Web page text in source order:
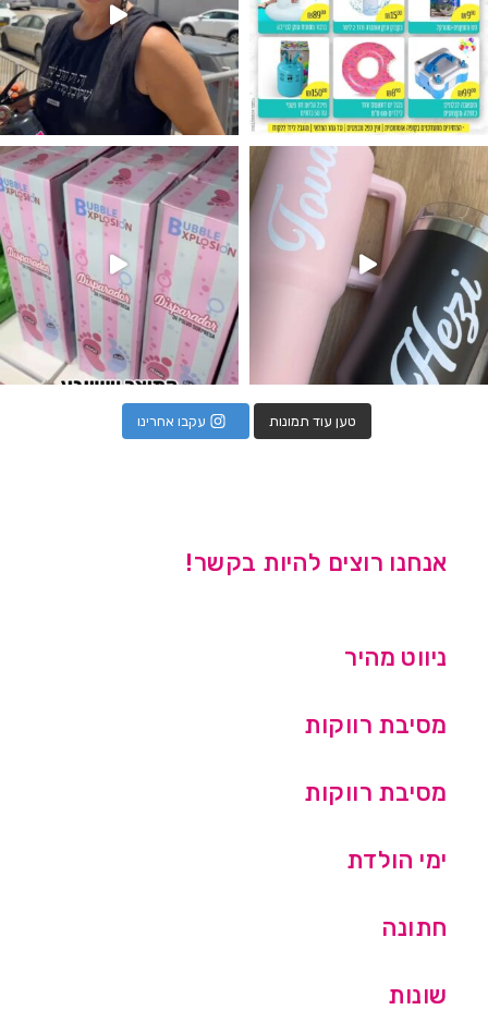
מטף לגילוי מין העובר חזר למלא
טען עוד תמונות עקבו אחרינו
אנחנו רוצים להיות בקשר!
ניווט מהיר
מסיבת רווקות
מסיבת רווקות
ימי הולדת
חתונה
שונות